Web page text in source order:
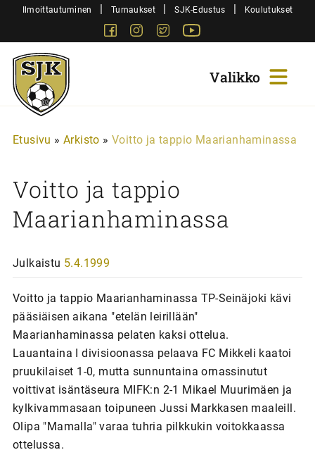
SiirryIlmoittautuminen | Turnaukset | SJK-Edustus | Koulutukset
FacebookInstagram
Twitter
Sjk-
Juniorit
Etusivu » Arkisto » Voitto ja tappio Maarianhaminassa
Voitto ja tappio
Maarianhaminassa
Julkaistu 5.4.1999
Voitto ja tappio Maarianhaminassa TP-Seinäjoki kävi
pääsiäisen aikana "etelän leirillään"
Maarianhaminassa pelaten kaksi ottelua.
Lauantaina I divisioonassa pelaava FC Mikkeli kaatoi
pruukilaiset 1-0, mutta sunnuntaina ornassinutut
voittivat isäntäseura MIFK:n 2-1 Mikael Muurimäen ja
kylkivammasaan toipuneen Jussi Markkasen maaleill.
Olipa "Mamalla" varaa tuhria pilkkukin voitokkaassa
ottelussa.